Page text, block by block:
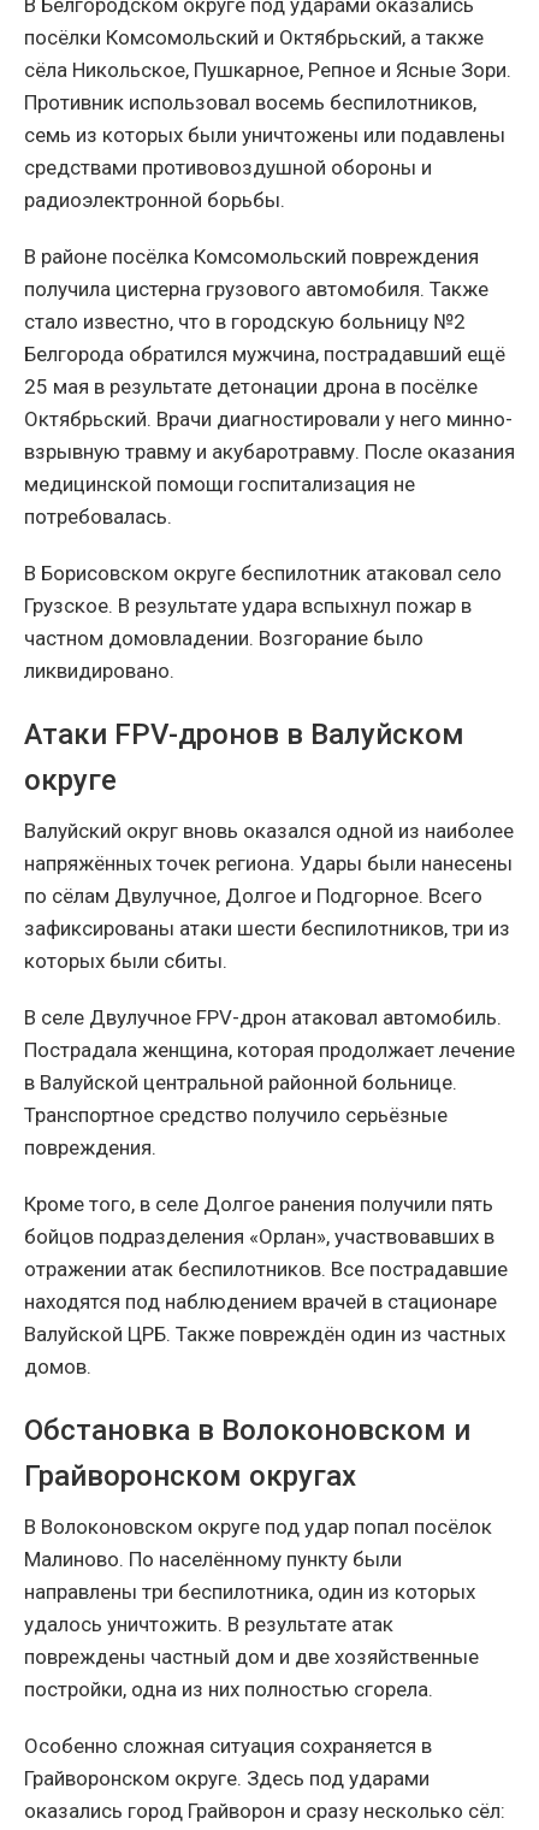
В Белгородском округе под ударами оказались
посёлки Комсомольский и Октябрьский, а также
сёла Никольское, Пушкарное, Репное и Ясные Зори.
Противник использовал восемь беспилотников,
семь из которых были уничтожены или подавлены
средствами противовоздушной обороны и
радиоэлектронной борьбы.
В районе посёлка Комсомольский повреждения
получила цистерна грузового автомобиля. Также
стало известно, что в городскую больницу №2
Белгорода обратился мужчина, пострадавший ещё
25 мая в результате детонации дрона в посёлке
Октябрьский. Врачи диагностировали у него минно-
взрывную травму и акубаротравму. После оказания
медицинской помощи госпитализация не
потребовалась.
В Борисовском округе беспилотник атаковал село
Грузское. В результате удара вспыхнул пожар в
частном домовладении. Возгорание было
ликвидировано.
Атаки FPV-дронов в Валуйском
округе
Валуйский округ вновь оказался одной из наиболее
напряжённых точек региона. Удары были нанесены
по сёлам Двулучное, Долгое и Подгорное. Всего
зафиксированы атаки шести беспилотников, три из
которых были сбиты.
В селе Двулучное FPV-дрон атаковал автомобиль.
Пострадала женщина, которая продолжает лечение
в Валуйской центральной районной больнице.
Транспортное средство получило серьёзные
повреждения.
Кроме того, в селе Долгое ранения получили пять
бойцов подразделения «Орлан», участвовавших в
отражении атак беспилотников. Все пострадавшие
находятся под наблюдением врачей в стационаре
Валуйской ЦРБ. Также повреждён один из частных
домов.
Обстановка в Волоконовском и
Грайворонском округах
В Волоконовском округе под удар попал посёлок
Малиново. По населённому пункту были
направлены три беспилотника, один из которых
удалось уничтожить. В результате атак
повреждены частный дом и две хозяйственные
постройки, одна из них полностью сгорела.
Особенно сложная ситуация сохраняется в
Грайворонском округе. Здесь под ударами
оказались город Грайворон и сразу несколько сёл: